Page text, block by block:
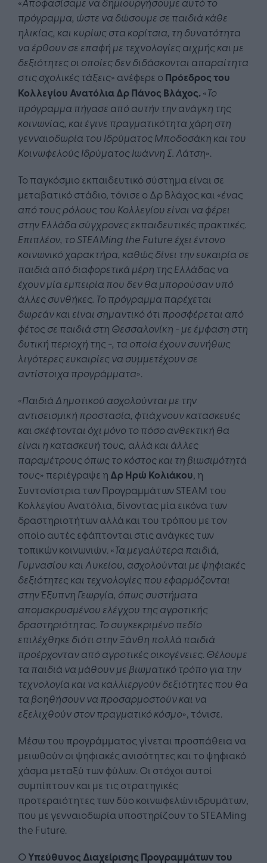
πρόγραμμα, ώστε να δώσουμε σε παιδιά κάθε
ηλικίας, και κυρίως στα κορίτσια, τη δυνατότητα
να έρθουν σε επαφή με τεχνολογίες αιχμής και με
δεξιότητες οι οποίες δεν διδάσκονται απαραίτητα
στις σχολικές τάξεις» ανέφερε ο Πρόεδρος του
Κολλεγίου Ανατόλια Δρ Πάνος Βλάχος.«Το
πρόγραμμα πήγασε από αυτήν την ανάγκη της
κοινωνίας, και έγινε πραγματικότητα χάρη στη
γενναιοδωρία του Ιδρύματος Μποδοσάκη και του
Κοινωφελούς Ιδρύματος Ιωάννη Σ. Λάτση».
Το παγκόσμιο εκπαιδευτικό σύστημα είναι σε
μεταβατικό στάδιο, τόνισε ο Δρ Βλάχος και «ένας
από τους ρόλους του Κολλεγίου είναι να φέρει
στην Ελλάδα σύγχρονες εκπαιδευτικές πρακτικές.
Επιπλέον, το STEAMing the Future έχει έντονο
κοινωνικό χαρακτήρα, καθώς δίνει την ευκαιρία σε
παιδιά από διαφορετικά μέρη της Ελλάδας να
έχουν μία εμπειρία που δεν θα μπορούσαν υπό
άλλες συνθήκες. Το πρόγραμμα παρέχεται
δωρεάν και είναι σημαντικό ότι προσφέρεται από
φέτος σε παιδιά στη Θεσσαλονίκη - με έμφαση στη
δυτική περιοχή της -, τα οποία έχουν συνήθως
λιγότερες ευκαιρίες να συμμετέχουν σε
αντίστοιχα προγράμματα».
«Παιδιά Δημοτικού ασχολούνται με την
αντισεισμική προστασία, φτιάχνουν κατασκευές
και σκέφτονται όχι μόνο το πόσο ανθεκτική θα
είναι η κατασκευή τους, αλλά και άλλες
παραμέτρους όπως το κόστος και τη βιωσιμότητά
τους» περιέγραψε η Δρ Ηρώ Κολιάκου, η
Συντονίστρια των Προγραμμάτων STEAM του
Κολλεγίου Ανατόλια, δίνοντας μία εικόνα των
δραστηριοτήτων αλλά και του τρόπου με τον
οποίο αυτές εφάπτονται στις ανάγκες των
τοπικών κοινωνιών. «Τα μεγαλύτερα παιδιά,
Γυμνασίου και Λυκείου, ασχολούνται με ψηφιακές
δεξιότητες και τεχνολογίες που εφαρμόζονται
στην Έξυπνη Γεωργία, όπως συστήματα
απομακρυσμένου ελέγχου της αγροτικής
δραστηριότητας. Το συγκεκριμένο πεδίο
επιλέχθηκε διότι στην Ξάνθη πολλά παιδιά
προέρχονταν από αγροτικές οικογένειες. Θέλουμε
τα παιδιά να μάθουν με βιωματικό τρόπο για την
τεχνολογία και να καλλιεργούν δεξιότητες που θα
τα βοηθήσουννα προσαρμοστούν και να
εξελιχθούν στον πραγματικό κόσμο», τόνισε.
Μέσω του προγράμματος γίνεται προσπάθεια να
μειωθούν οι ψηφιακές ανισότητες και το ψηφιακό
χάσμα μεταξύ των φύλων. Οι στόχοι αυτοί
συμπίπτουν και με τις στρατηγικές
προτεραιότητες των δύο κοινωφελών ιδρυμάτων,
που με γενναιοδωρία υποστηρίζουν το STEAMing
the Future.
Ο Υπεύθυνος Διαχείρισης Προγραμμάτων του